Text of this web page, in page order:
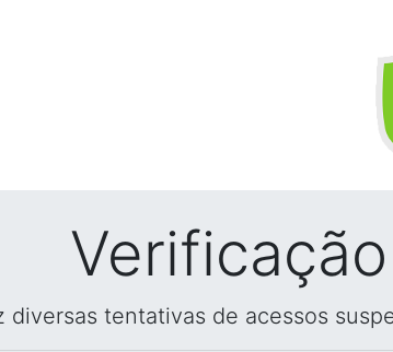
diversas tentativas de acessos